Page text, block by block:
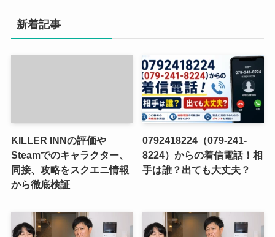
新着記事
KILLER INNの評価や
Steamでのキャラクター、
同接、攻略をスクエニ情報
から徹底検証
0792418224（079-241-
8224）からの着信電話！相
手は誰？出ても大丈夫？